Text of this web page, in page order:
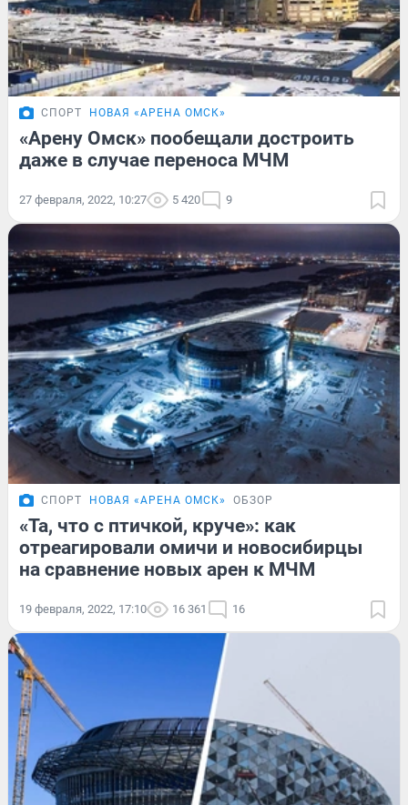
СПОРТ НОВАЯ «АРЕНА ОМСК»
«Арену Омск» пообещали достроить
даже в случае переноса МЧМ
27 февраля, 2022, 10:27 5 420 9
СПОРТ НОВАЯ «АРЕНА ОМСК» ОБЗОР
«Та, что с птичкой, круче»: как
отреагировали омичи и новосибирцы
на сравнение новых арен к МЧМ
19 февраля, 2022, 17:10 16 361 16